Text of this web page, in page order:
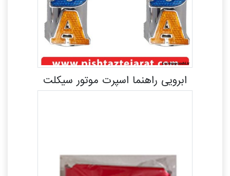
ابرویی راهنما اسپرت موتور سیکلت